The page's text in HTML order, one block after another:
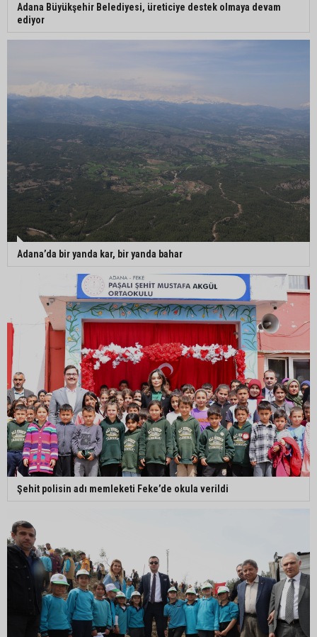
Adana Büyükşehir Belediyesi, üreticiye destek olmaya devam
ediyor
Adana’da bir yanda kar, bir yanda bahar
Şehit polisin adı memleketi Feke’de okula verildi